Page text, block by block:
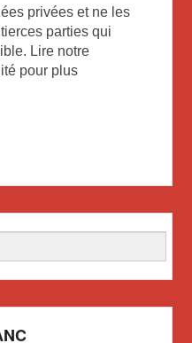
privées et ne les
parties qui
Lire notre
pour plus